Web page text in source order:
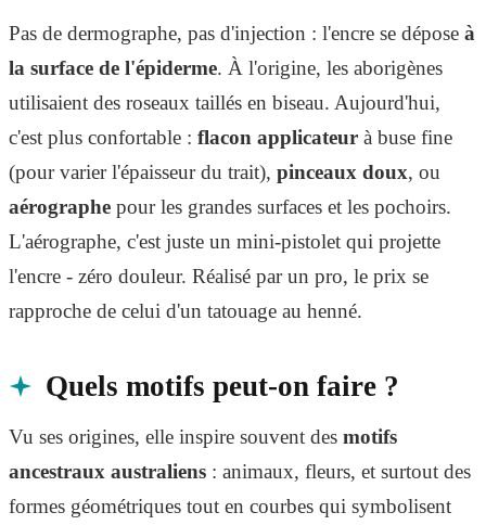
Pas de dermographe, pas d'injection : l'encre se dépose à
la surface de l'épiderme. À l'origine, les aborigènes
utilisaient des roseaux taillés en biseau. Aujourd'hui,
c'est plus confortable : flacon applicateur à buse fine
(pour varier l'épaisseur du trait), pinceaux doux, ou
aérographe pour les grandes surfaces et les pochoirs.
L'aérographe, c'est juste un mini-pistolet qui projette
l'encre - zéro douleur. Réalisé par un pro, le prix se
rapproche de celui d'un tatouage au henné.
Quels motifs peut-on faire ?
Vu ses origines, elle inspire souvent des motifs
ancestraux australiens : animaux, fleurs, et surtout des
formes géométriques tout en courbes qui symbolisent